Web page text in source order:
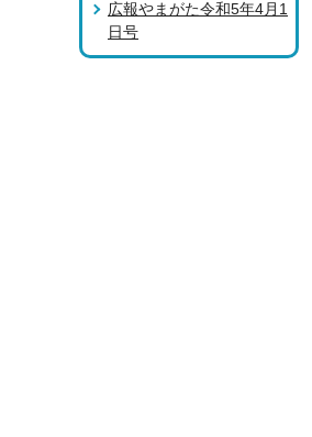
広報やまがた令和5年4月1
日号